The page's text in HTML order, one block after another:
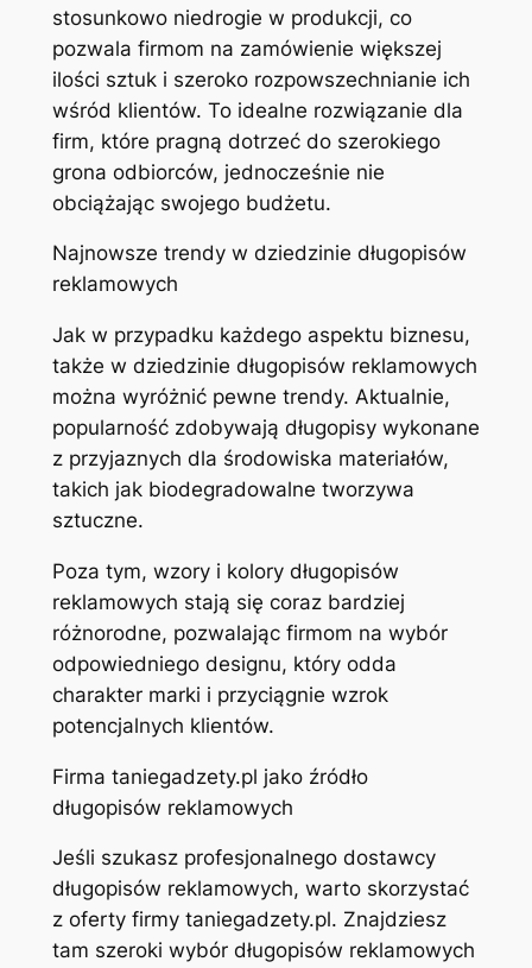
stosunkowo niedrogie w produkcji, co
pozwala firmom na zamówienie większej
ilości sztuk i szeroko rozpowszechnianie ich
wśród klientów. To idealne rozwiązanie dla
firm, które pragną dotrzeć do szerokiego
grona odbiorców, jednocześnie nie
obciążając swojego budżetu.
Najnowsze trendy w dziedzinie długopisów
reklamowych
Jak w przypadku każdego aspektu biznesu,
także w dziedzinie długopisów reklamowych
można wyróżnić pewne trendy. Aktualnie,
popularność zdobywają długopisy wykonane
z przyjaznych dla środowiska materiałów,
takich jak biodegradowalne tworzywa
sztuczne.
Poza tym, wzory i kolory długopisów
reklamowych stają się coraz bardziej
różnorodne, pozwalając firmom na wybór
odpowiedniego designu, który odda
charakter marki i przyciągnie wzrok
potencjalnych klientów.
Firma taniegadzety.pl jako źródło
długopisów reklamowych
Jeśli szukasz profesjonalnego dostawcy
długopisów reklamowych, warto skorzystać
z oferty firmy taniegadzety.pl. Znajdziesz
tam szeroki wybór długopisów reklamowych